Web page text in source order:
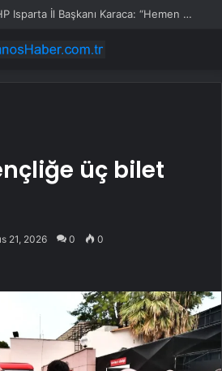
Görevden Alınan CHP Isparta İl Başkanı Karaca: “Hemen Geçiş Yapacağız”
üç bilet
21, 2026 0 0